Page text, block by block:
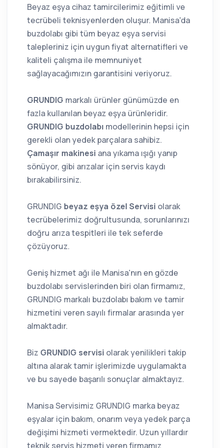
Beyaz eşya cihaz tamircilerimiz eğitimli ve
tecrübeli teknisyenlerden oluşur. Manisa'da
buzdolabı gibi tüm beyaz eşya servisi
talepleriniz için uygun fiyat alternatifleri ve
kaliteli çalışma ile memnuniyet
sağlayacağımızın garantisini veriyoruz.
GRUNDIG markalı ürünler günümüzde en
fazla kullanılan beyaz eşya ürünleridir.
GRUNDIG buzdolabı modellerinin hepsi için
gerekli olan yedek parçalara sahibiz.
Çamaşır makinesi ana yıkama ışığı yanıp
sönüyor, gibi arızalar için servis kaydı
bırakabilirsiniz.
GRUNDIG beyaz eşya özel Servisi olarak
tecrübelerimiz doğrultusunda, sorunlarınızı
doğru arıza tespitleri ile tek seferde
çözüyoruz.
Geniş hizmet ağı ile Manisa'nın en gözde
buzdolabı servislerinden biri olan firmamız,
GRUNDIG markalı buzdolabı bakım ve tamir
hizmetini veren sayılı firmalar arasında yer
almaktadır.
Biz GRUNDIG servisi olarak yenilikleri takip
altına alarak tamir işlerimizde uygulamakta
ve bu sayede başarılı sonuçlar almaktayız.
Manisa Servisimiz GRUNDIG marka beyaz
eşyalar için bakım, onarım veya yedek parça
değişimi hizmeti vermektedir. Uzun yıllardır
teknik servis hizmeti veren firmamız